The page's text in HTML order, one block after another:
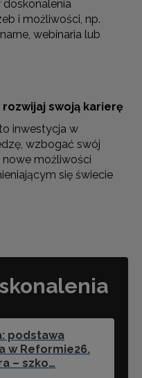
podstawa
w Reformie26.
– szko…
doskonalenia
i możliwości, np.
webinaria lub
swoją karierę
inwestycja w
wzbogać swój
możliwości
się świecie